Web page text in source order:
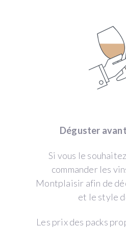
Déguster
Si vous le
commander les
Montplaisir afin de
et le style
Les prix des packs